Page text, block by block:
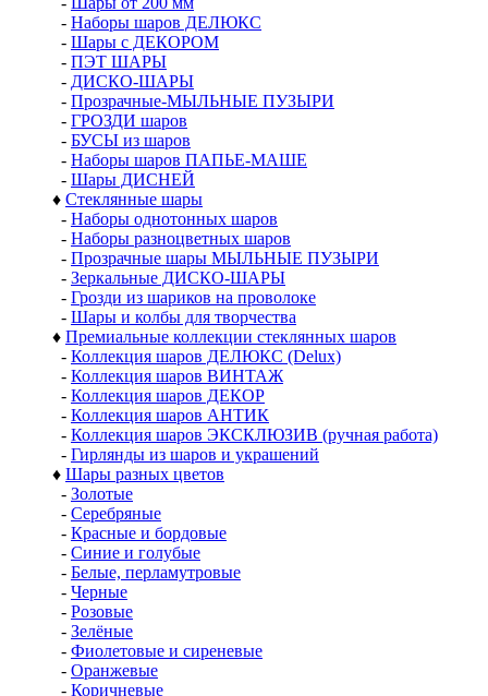
- Наборы шаров ДЕЛЮКС
- Шары с ДЕКОРОМ
- ПЭТ ШАРЫ
- ДИСКО-ШАРЫ
- Прозрачные-МЫЛЬНЫЕ ПУЗЫРИ
- ГРОЗДИ шаров
- БУСЫ из шаров
- Наборы шаров ПАПЬЕ-МАШЕ
- Шары ДИСНЕЙ
♦ Стеклянные шары
- Наборы однотонных шаров
- Наборы разноцветных шаров
- Прозрачные шары МЫЛЬНЫЕ ПУЗЫРИ
- Зеркальные ДИСКО-ШАРЫ
- Грозди из шариков на проволоке
- Шары и колбы для творчества
♦ Премиальные коллекции стеклянных шаров
- Коллекция шаров ДЕЛЮКС (Delux)
- Коллекция шаров ВИНТАЖ
- Коллекция шаров ДЕКОР
- Коллекция шаров АНТИК
- Коллекция шаров ЭКСКЛЮЗИВ (ручная работа)
- Гирлянды из шаров и украшений
♦ Шары разных цветов
- Золотые
- Серебряные
- Красные и бордовые
- Синие и голубые
- Белые, перламутровые
- Черные
- Розовые
- Зелёные
- Фиолетовые и сиреневые
- Оранжевые
- Коричневые